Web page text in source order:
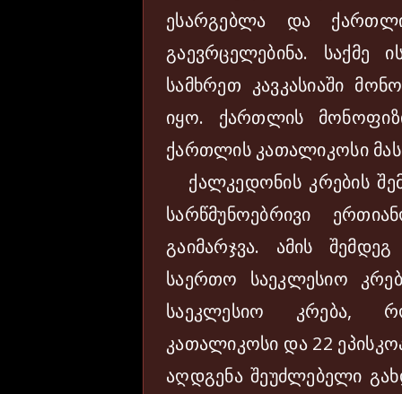
ესარგებლა და
გაევრცელებინა. საქმე
სამხრეთ კავკასიაში
იყო. ქართლის
ქართლის კათალიკოსი
ქალკედონის კრების
სარწმუნოებრივი
გაიმარჯვა. ამის
საერთო საეკლესიო
საეკლესიო კრება,
კათალიკოსი და 22
აღდგენა შეუძლებელი